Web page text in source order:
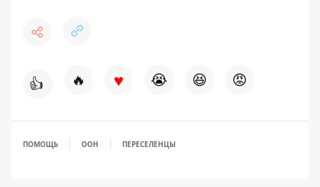
👍 🔥 ♥ 😭 😆 😡
ПОМОЩЬ ООН ПЕРЕСЕЛЕНЦЫ